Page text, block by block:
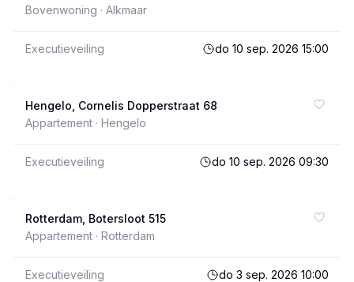
Bovenwoning · Alkmaar
Executieveiling do 10 sep. 2026 15:00
Hengelo, Cornelis Dopperstraat 68
Appartement · Hengelo
Executieveiling do 10 sep. 2026 09:30
Rotterdam, Botersloot 515
Appartement · Rotterdam
Executieveiling do 3 sep. 2026 10:00